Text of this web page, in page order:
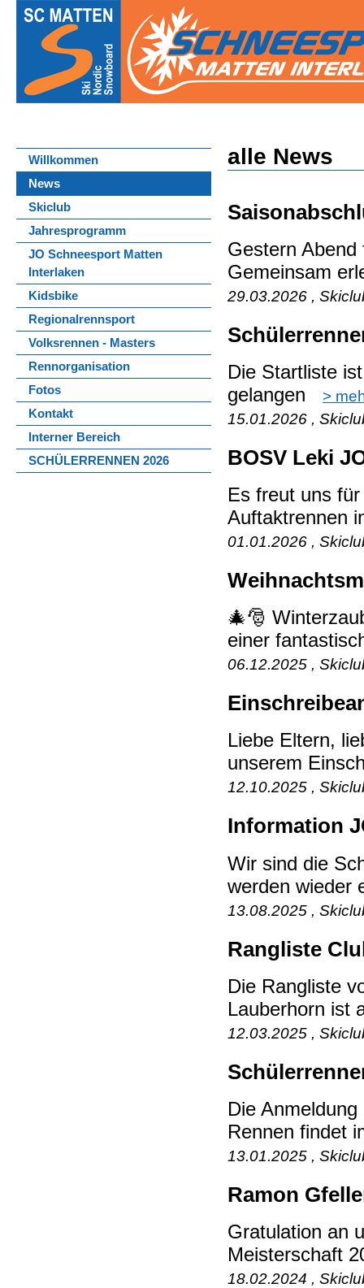
Willkommen
News
Skiclub
Jahresprogramm
JO Schneesport Matten
Interlaken
Kidsbike
Regionalrennsport
Volksrennen - Masters
Rennorganisation
Fotos
Kontakt
Interner Bereich
SCHÜLERRENNEN 2026
alle News
Gestern
Gemeinsam
29.03.2026 ,
Die Startliste
gelangen
>
15.01.2026 ,
BOSV Leki
Es freut uns
Auftaktrennen
01.01.2026 ,
🎄🎅
einer
06.12.2025 ,
Liebe Eltern,
unserem
12.10.2025 ,
Information
Wir sind die
werden wieder
13.08.2025 ,
Rangliste
Die Rangliste
Lauberhorn ist
12.03.2025 ,
Die
Rennen findet
13.01.2025 ,
Ramon
Gratulation an
Meisterschaft
18.02.2024 ,